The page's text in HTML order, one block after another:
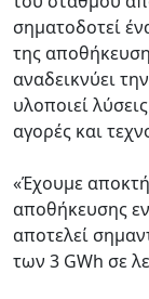
σηματοδοτεί
της
αναδεικνύει
υλοποιεί
αγορές και
«Έχουμε
αποθήκευσης
αποτελεί
των 3 GWh σε